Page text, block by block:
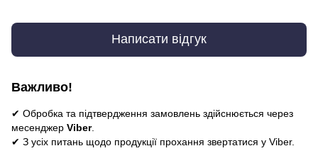
Написати відгук
Важливо!
✔ Обробка та підтвердження замовлень здійснюється через
месенджер Viber.
✔ З усіх питань щодо продукції прохання звертатися у Viber.